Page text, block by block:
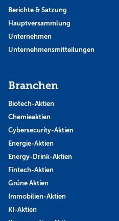
Berichte & Satzung
Hauptversammlung
Unternehmen
Unternehmensmitteilungen
Branchen
Biotech-Aktien
Chemieaktien
Cybersecurity-Aktien
Energie-Aktien
Energy-Drink-Aktien
Fintech-Aktien
Grüne Aktien
Immobilien-Aktien
KI-Aktien